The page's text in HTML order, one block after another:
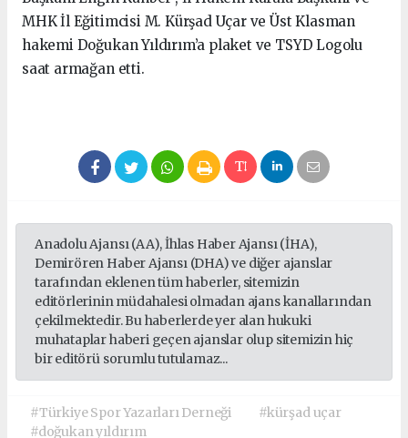
MHK İl Eğitimcisi M. Kürşad Uçar ve Üst Klasman
hakemi Doğukan Yıldırım’a plaket ve TSYD Logolu
saat armağan etti.
Anadolu Ajansı (AA), İhlas Haber Ajansı (İHA),
Demirören Haber Ajansı (DHA) ve diğer ajanslar
tarafından eklenen tüm haberler, sitemizin
editörlerinin müdahalesi olmadan ajans kanallarından
çekilmektedir. Bu haberlerde yer alan hukuki
muhataplar haberi geçen ajanslar olup sitemizin hiç
bir editörü sorumlu tutulamaz...
#Türkiye Spor Yazarları Derneği
#kürşad uçar
#doğukan yıldırım